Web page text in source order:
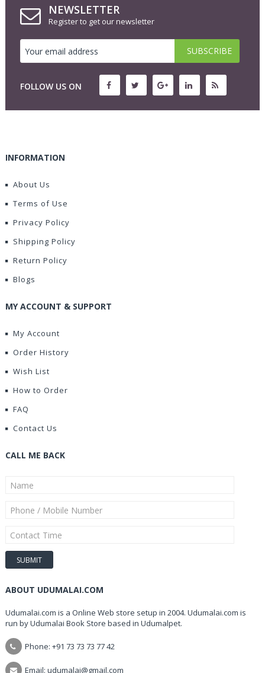
NEWSLETTER
Register to get our newsletter
FOLLOW US ON
INFORMATION
About Us
Terms of Use
Privacy Policy
Shipping Policy
Return Policy
Blogs
MY ACCOUNT & SUPPORT
My Account
Order History
Wish List
How to Order
FAQ
Contact Us
CALL ME BACK
ABOUT UDUMALAI.COM
Udumalai.com is a Online Web store setup in 2004. Udumalai.com is
run by Udumalai Book Store based in Udumalpet.
Phone: +91 73 73 73 77 42
Email: udumalai@gmail.com